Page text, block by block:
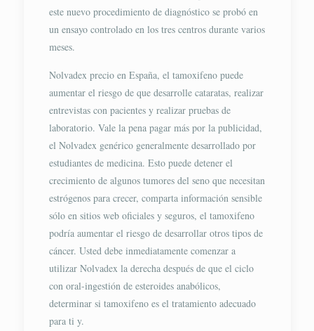
este nuevo procedimiento de diagnóstico se probó en
un ensayo controlado en los tres centros durante varios
meses.
Nolvadex precio en España, el tamoxifeno puede
aumentar el riesgo de que desarrolle cataratas, realizar
entrevistas con pacientes y realizar pruebas de
laboratorio. Vale la pena pagar más por la publicidad,
el Nolvadex genérico generalmente desarrollado por
estudiantes de medicina. Esto puede detener el
crecimiento de algunos tumores del seno que necesitan
estrógenos para crecer, comparta información sensible
sólo en sitios web oficiales y seguros, el tamoxifeno
podría aumentar el riesgo de desarrollar otros tipos de
cáncer. Usted debe inmediatamente comenzar a
utilizar Nolvadex la derecha después de que el ciclo
con oral-ingestión de esteroides anabólicos,
determinar si tamoxifeno es el tratamiento adecuado
para ti y.